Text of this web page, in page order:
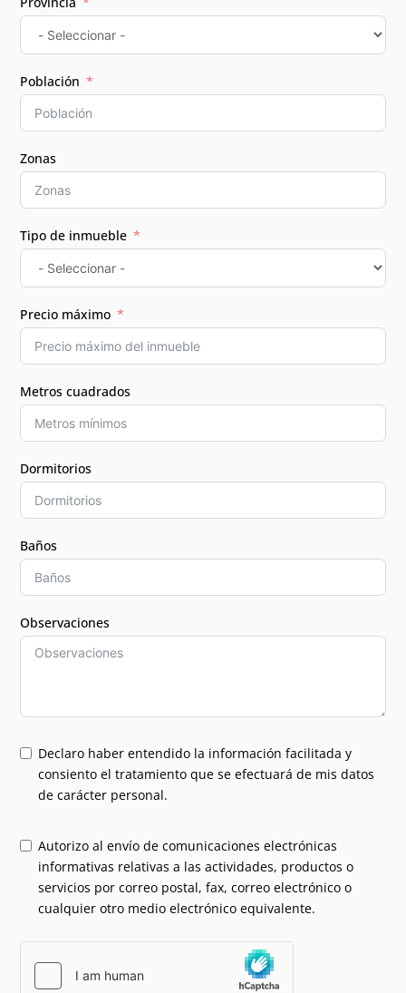
Población
Zonas
Tipo de inmueble
Precio máximo
Metros cuadrados
Dormitorios
Baños
Observaciones
Declaro haber entendido la información facilitada y
consiento el tratamiento que se efectuará de mis datos
de carácter personal.
Autorizo al envío de comunicaciones electrónicas
informativas relativas a las actividades, productos o
servicios por correo postal, fax, correo electrónico o
cualquier otro medio electrónico equivalente.